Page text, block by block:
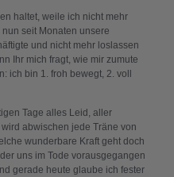
haltet, weile ich nicht mehr
seit Monaten unsere
und nicht mehr loslassen
Ihr mich fragt, wie mir zumute
ich bin 1. froh bewegt, 2. voll
Tage alles Leid, aller
abwischen jede Träne von
wunderbare Kraft geht doch
uns im Tode vorausgegangen
gerade heute glaube ich fester